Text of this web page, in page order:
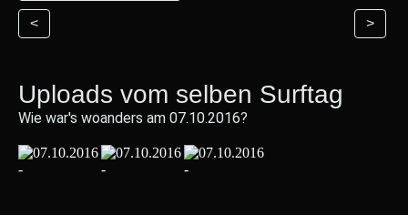
< >
Uploads vom selben Surftag
Wie war's woanders am 07.10.2016?